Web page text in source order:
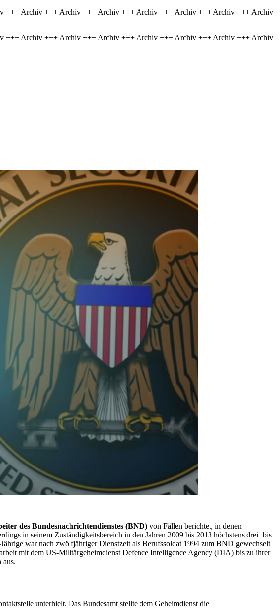
Archiv +++ Archiv +++ Archiv +++ Archiv +++ Archiv +++ Archiv +++ Archiv
Archiv +++ Archiv +++ Archiv +++ Archiv +++ Archiv +++ Archiv +++ Archiv
des Bundesnachrichtendienstes (BND) von Fällen berichtet, in denen
in seinem Zuständigkeitsbereich in den Jahren 2009 bis 2013 höchstens drei- bis
war nach zwölfjähriger Dienstzeit als Berufssoldat 1994 zum BND gewechselt
mit dem US-Militärgeheimdienst Defence Intelligence Agency (DIA) bis zu ihrer
aus.
unterhielt. Das Bundesamt stellte dem Geheimdienst die